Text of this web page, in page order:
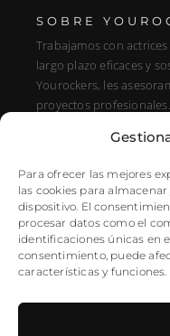
Para ofrecer las mejores
las cookies para
dispositivo. El
procesar datos como el
identificaciones únicas en
consentimiento, puede
características y funciones.
SOBRE
Trabajamos con
largo plazo eficaces y
Yourockers, les
proyectos profesionales.
DIRECCIÓN
SÍGUENOS
Instagram
NEWSLETTER